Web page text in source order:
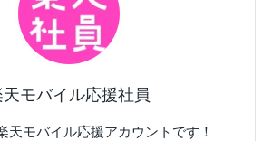
天モバイル応援社員
天モバイル応援アカウントです！